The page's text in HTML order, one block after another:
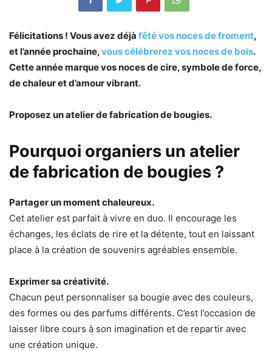
Félicitations ! Vous avez déjà fêté vos noces defroment,
et l’année prochaine,vous célébrerez vos noces de bois.
Cette année marque vos noces de cire, symbole de force,
de chaleur et d’amour vibrant.
Proposez un atelier de fabrication de bougies.
Pourquoi organiers un atelier
de fabrication de bougies ?
Partager un moment chaleureux.
Cet atelier est parfait à vivre en duo. Il encourage les
échanges, les éclats de rire et la détente, tout en laissant
place à la création de souvenirs agréables ensemble.
Exprimer sa créativité.
Chacun peut personnaliser sa bougie avec des couleurs,
des formes ou des parfums différents. C’est l’occasion de
laisser libre cours à son imagination et de repartir avec
une création unique.